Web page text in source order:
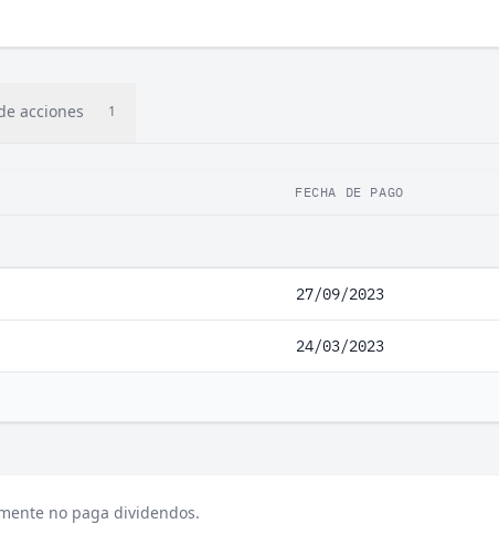
acciones 1
FECHA DE PAGO
27/09/2023
24/03/2023
no paga dividendos.